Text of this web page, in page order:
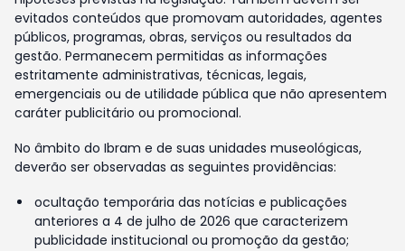
evitados conteúdos que promovam autoridades, agentes
públicos, programas, obras, serviços ou resultados da
gestão. Permanecem permitidas as informações
estritamente administrativas, técnicas, legais,
emergenciais ou de utilidade pública que não apresentem
caráter publicitário ou promocional.
No âmbito do Ibram e de suas unidades museológicas,
deverão ser observadas as seguintes providências:
ocultação temporária das notícias e publicações
anteriores a 4 de julho de 2026 que caracterizem
publicidade institucional ou promoção da gestão;